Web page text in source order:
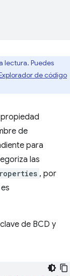
lectura. Puedes
de código
de
para
las
, por
de BCD y